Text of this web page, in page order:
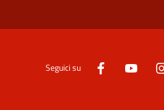
Seguici su